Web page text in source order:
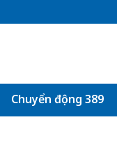
Chuyển động 389